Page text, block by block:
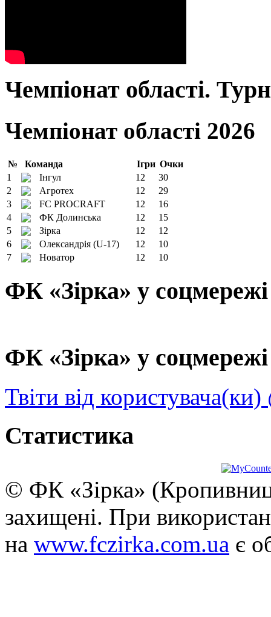
Чемпіонат області.
Чемпіонат області 2026
№ Команда Ігри Очки
1
Інгул 12
30
2
Агротех 12
29
3
FC PROCRAFT 12
16
4
ФК Долинська 12
15
5
Зірка 12
12
6
Олександрія (U-17) 12
10
7
Новатор 12 10
ФК «Зірка» у
ФК «Зірка» у
Твіти від
Статистика
© ФК «Зірка»
захищені. При
на www.fczirka.com.ua є